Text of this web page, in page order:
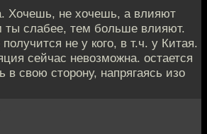
Хочешь, не хочешь, а влияют
ты слабее, тем больше влияют.
не у кого, в т.ч. у Китая.
сейчас невозможна. остается
в свою сторону, напрягаясь изо